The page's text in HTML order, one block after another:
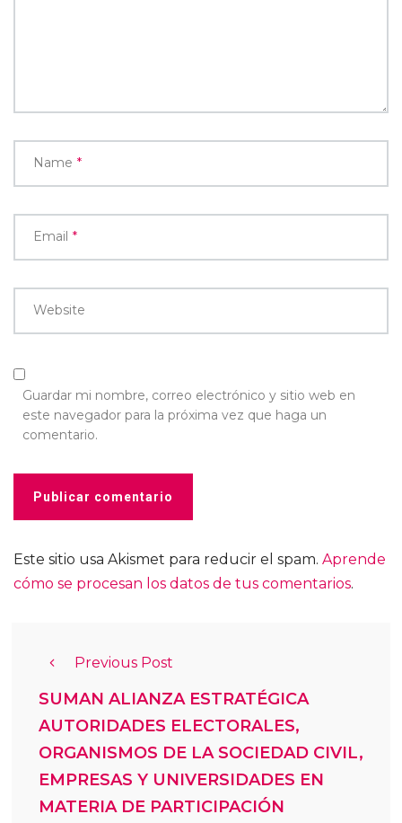
Name *
Email *
Website
Guardar mi nombre, correo electrónico y sitio web en
este navegador para la próxima vez que haga un
comentario.
Este sitio usa Akismet para reducir el spam. Aprende
cómo se procesan los datos de tus comentarios.
Previous Post
SUMAN ALIANZA ESTRATÉGICA
AUTORIDADES ELECTORALES,
ORGANISMOS DE LA SOCIEDAD CIVIL,
EMPRESAS Y UNIVERSIDADES EN
MATERIA DE PARTICIPACIÓN